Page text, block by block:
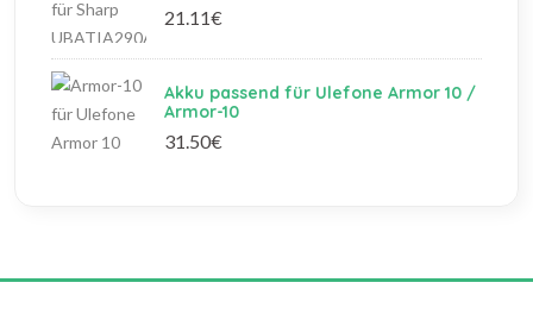
21.11€
Akku passend für Ulefone Armor 10 /
Armor-10
31.50€